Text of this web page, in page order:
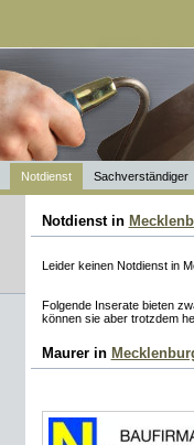
Notdienst Sachverständiger
Notdienst in
Leider keinen Notdienst in
Folgende Inserate bieten
können sie aber trotzdem
Maurer in